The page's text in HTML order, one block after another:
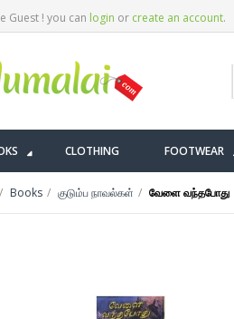
Guest ! you can login or create an account.
CLOTHING FOOTWEAR
Books குடும்ப நாவல்கள் வேளை வந்தபோது